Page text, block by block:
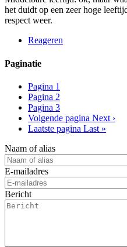
het duidt op een zeer hoge
respect weer.
Reageren
Paginatie
Pagina 1
Pagina 2
Pagina 3
Volgende pagina Next ›
Laatste pagina Last »
Naam of alias
E-mailadres
Bericht